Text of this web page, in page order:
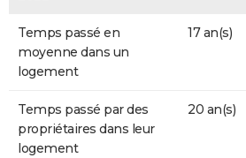
Temps passé en
moyenne dans un
logement
17 an(s)
Temps passé par des
propriétaires dans leur
logement
20 an(s)